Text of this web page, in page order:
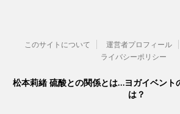
このサイトについて 運営者プロフィール
ライバシーポリシー
松本莉緒 硫酸との関係とは…ヨガイベント
は？